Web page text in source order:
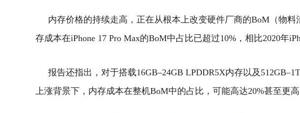
内存价格的持续走高，正在从根本上改变硬件厂商的BoM（物料
存成本在iPhone 17 Pro Max的BoM中占比已超过10%，相比2020年
报告还指出，对于搭载16GB–24GB LPDDR5X内存以及
上涨背景下，内存成本在整机BoM中的占比，可能高达20%甚至更高